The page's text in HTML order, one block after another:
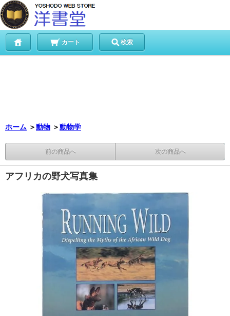
カート 検索
ホーム ＞動物 ＞動物学
前の商品へ 次の商品へ
アフリカの野犬写真集